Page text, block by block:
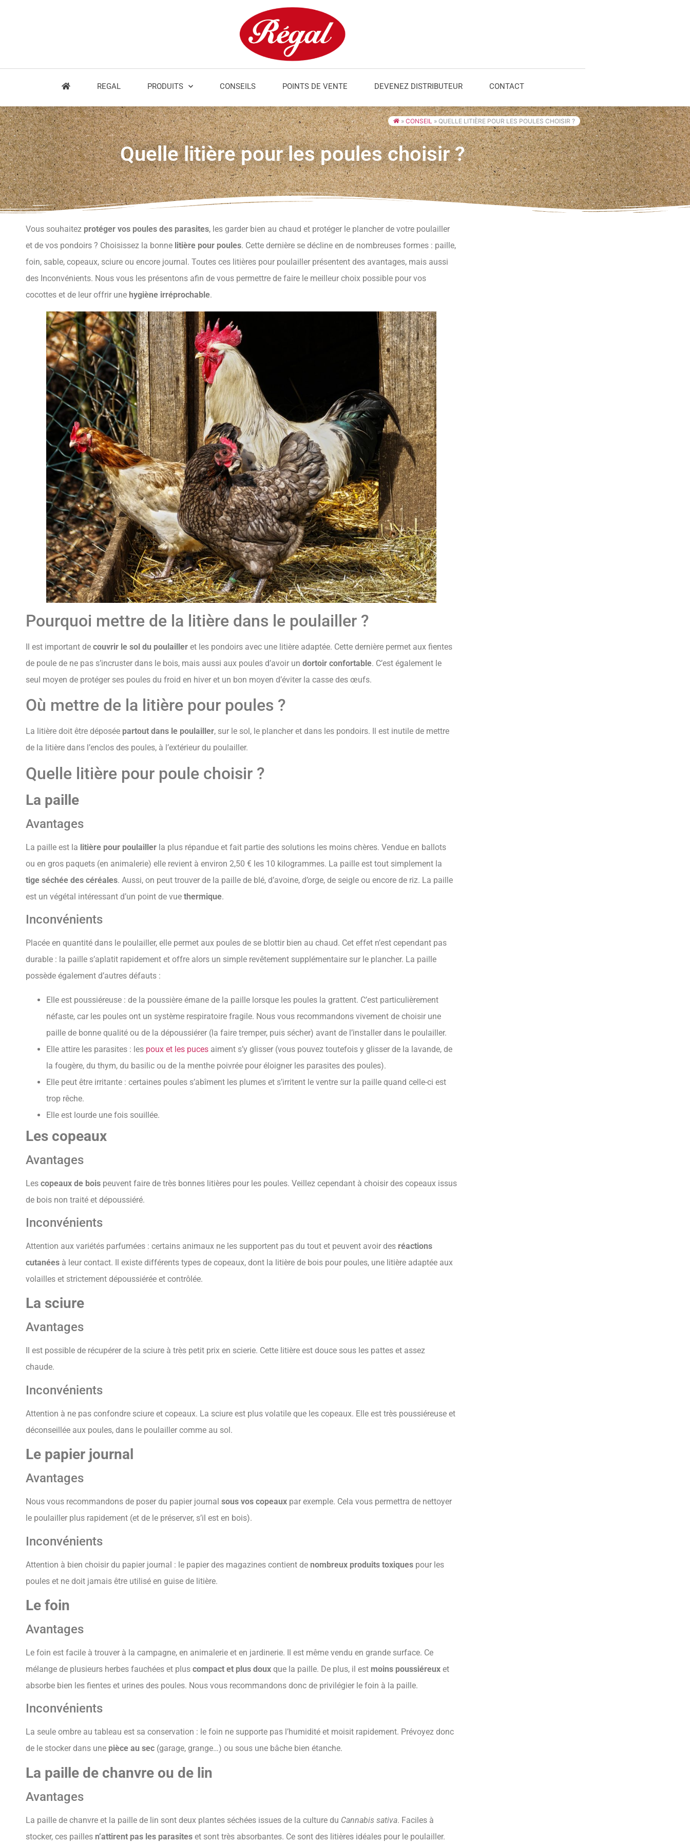
REGAL PRODUITS CONSEILS POINTS DE VENTE DEVENEZ DISTRIBUTEUR CONTACT
» CONSEIL » QUELLE LITIÈRE POUR LES POULES CHOISIR ?
Quelle litière pour les poules choisir ?
Vous souhaitez protéger vos poules des parasites, les garder bien au chaud et protéger le plancher de votre poulailler
et de vos pondoirs ? Choisissez la bonne litière pour poules. Cette dernière se décline en de nombreuses formes : paille,
foin, sable, copeaux, sciure ou encore journal. Toutes ces litières pour poulailler présentent des avantages, mais aussi
des Inconvénients. Nous vous les présentons afin de vous permettre de faire le meilleur choix possible pour vos
cocottes et de leur offrir une hygiène irréprochable.
Pourquoi mettre de la litière dans le poulailler ?
Il est important de couvrir le sol du poulailler et les pondoirs avec une litière adaptée. Cette dernière permet aux fientes
de poule de ne pas s’incruster dans le bois, mais aussi aux poules d’avoir un dortoir confortable. C’est également le
seul moyen de protéger ses poules du froid en hiver et un bon moyen d’éviter la casse des œufs.
Où mettre de la litière pour poules ?
La litière doit être déposée partout dans le poulailler, sur le sol, le plancher et dans les pondoirs. Il est inutile de mettre
de la litière dans l’enclos des poules, à l’extérieur du poulailler.
Quelle litière pour poule choisir ?
La paille
Avantages
La paille est la litière pour poulailler la plus répandue et fait partie des solutions les moins chères. Vendue en ballots
ou en gros paquets (en animalerie) elle revient à environ 2,50 € les 10 kilogrammes. La paille est tout simplement la
tige séchée des céréales. Aussi, on peut trouver de la paille de blé, d’avoine, d’orge, de seigle ou encore de riz. La paille
est un végétal intéressant d’un point de vue thermique.
Inconvénients
Placée en quantité dans le poulailler, elle permet aux poules de se blottir bien au chaud. Cet effet n’est cependant pas
durable : la paille s’aplatit rapidement et offre alors un simple revêtement supplémentaire sur le plancher. La paille
possède également d’autres défauts :
Elle est poussiéreuse : de la poussière émane de la paille lorsque les poules la grattent. C’est particulièrement
néfaste, car les poules ont un système respiratoire fragile. Nous vous recommandons vivement de choisir une
paille de bonne qualité ou de la dépoussiérer (la faire tremper, puis sécher) avant de l’installer dans le poulailler.
Elle attire les parasites : les poux et les puces aiment s’y glisser (vous pouvez toutefois y glisser de la lavande, de
la fougère, du thym, du basilic ou de la menthe poivrée pour éloigner les parasites des poules).
Elle peut être irritante : certaines poules s’abîment les plumes et s’irritent le ventre sur la paille quand celle-ci est
trop rêche.
Elle est lourde une fois souillée.
Les copeaux
Avantages
Les copeaux de bois peuvent faire de très bonnes litières pour les poules. Veillez cependant à choisir des copeaux issus
de bois non traité et dépoussiéré.
Inconvénients
Attention aux variétés parfumées : certains animaux ne les supportent pas du tout et peuvent avoir des réactions
cutanées à leur contact. Il existe différents types de copeaux, dont la litière de bois pour poules, une litière adaptée aux
volailles et strictement dépoussiérée et contrôlée.
La sciure
Avantages
Il est possible de récupérer de la sciure à très petit prix en scierie. Cette litière est douce sous les pattes et assez
chaude.
Inconvénients
Attention à ne pas confondre sciure et copeaux. La sciure est plus volatile que les copeaux. Elle est très poussiéreuse et
déconseillée aux poules, dans le poulailler comme au sol.
Le papier journal
Avantages
Nous vous recommandons de poser du papier journal sous vos copeaux par exemple. Cela vous permettra de nettoyer
le poulailler plus rapidement (et de le préserver, s’il est en bois).
Inconvénients
Attention à bien choisir du papier journal : le papier des magazines contient de nombreux produits toxiques pour les
poules et ne doit jamais être utilisé en guise de litière.
Le foin
Avantages
Le foin est facile à trouver à la campagne, en animalerie et en jardinerie. Il est même vendu en grande surface. Ce
mélange de plusieurs herbes fauchées et plus compact et plus doux que la paille. De plus, il est moins poussiéreux et
absorbe bien les fientes et urines des poules. Nous vous recommandons donc de privilégier le foin à la paille.
Inconvénients
La seule ombre au tableau est sa conservation : le foin ne supporte pas l’humidité et moisit rapidement. Prévoyez donc
de le stocker dans une pièce au sec (garage, grange…) ou sous une bâche bien étanche.
La paille de chanvre ou de lin
Avantages
La paille de chanvre et la paille de lin sont deux plantes séchées issues de la culture du Cannabis sativa. Faciles à
stocker, ces pailles n’attirent pas les parasites et sont très absorbantes. Ce sont des litières idéales pour le poulailler.